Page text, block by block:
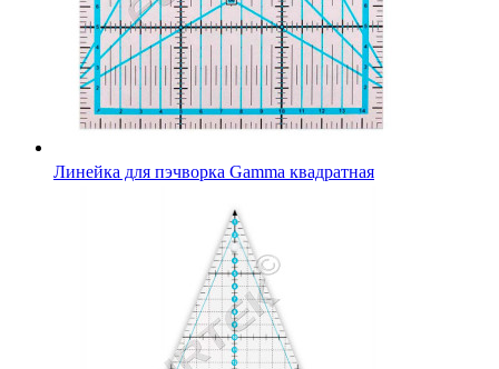
Линейка для пэчворка Gamma квадратная